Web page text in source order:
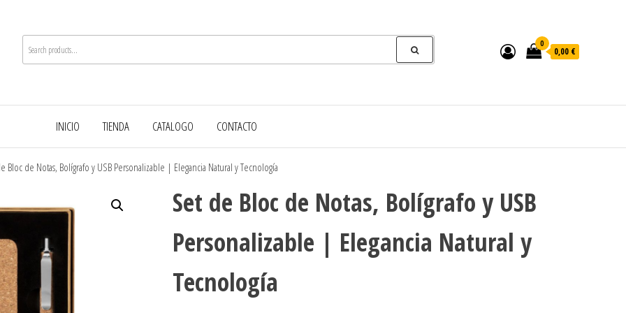
0
0,00 €
INICIO TIENDA CATALOGO CONTACTO
Bloc de Notas, Bolígrafo y USB Personalizable | Elegancia Natural y Tecnología
Set de Bloc de Notas, Bolígrafo y USB
Personalizable | Elegancia Natural y
Tecnología